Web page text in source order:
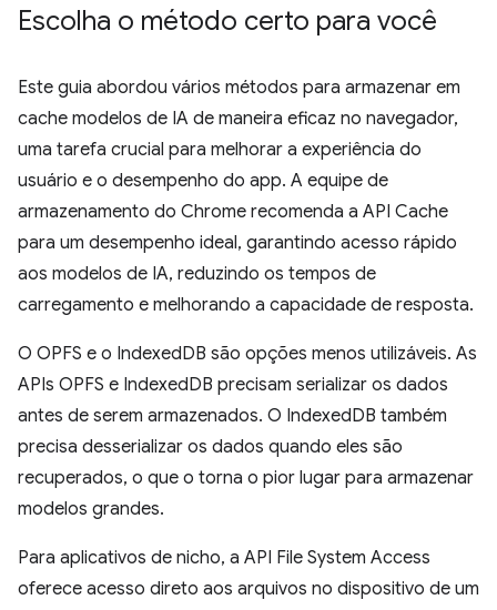
Escolha o método certo para você
Este guia abordou vários métodos para armazenar em
cache modelos de IA de maneira eficaz no navegador,
uma tarefa crucial para melhorar a experiência do
usuário e o desempenho do app. A equipe de
armazenamento do Chrome recomenda a API Cache
para um desempenho ideal, garantindo acesso rápido
aos modelos de IA, reduzindo os tempos de
carregamento e melhorando a capacidade de resposta.
O OPFS e o IndexedDB são opções menos utilizáveis. As
APIs OPFS e IndexedDB precisam serializar os dados
antes de serem armazenados. O IndexedDB também
precisa desserializar os dados quando eles são
recuperados, o que o torna o pior lugar para armazenar
modelos grandes.
Para aplicativos de nicho, a API File System Access
oferece acesso direto aos arquivos no dispositivo de um